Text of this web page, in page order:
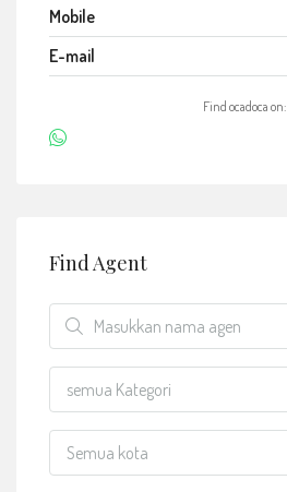
Mobile
E-mail
Find ocadoca on:
Find Agent
semua Kategori
Semua kota